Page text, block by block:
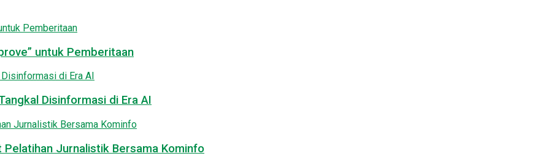
untuk Pemberitaan
Disinformasi di Era AI
Jurnalistik Bersama Kominfo